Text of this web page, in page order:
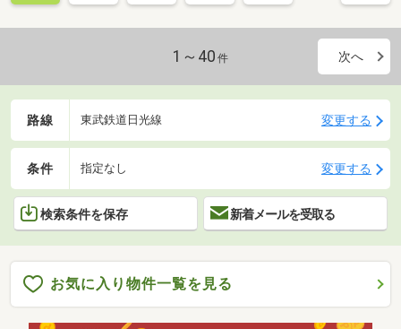
1～40 件 次へ
路線 東武鉄道日光線 変更する
条件 指定なし 変更する
検索条件を保存 新着メールを受取る
お気に入り物件一覧を見る